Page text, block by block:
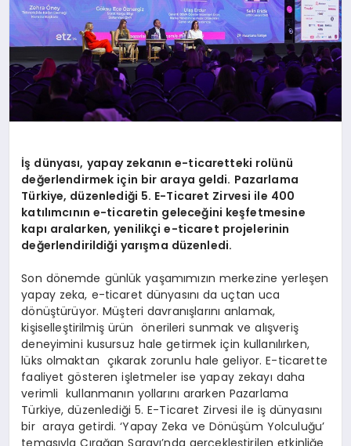
İş dünyası, yapay zekanın e-ticaretteki rolünü
değerlendirmek için bir araya geldi. Pazarlama
Türkiye, düzenlediği 5. E-Ticaret Zirvesi ile 400
katılımcının e-ticaretin geleceğini keşfetmesine
kapı aralarken, yenilikçi e-ticaret projelerinin
değerlendirildiği yarışma düzenledi.
Son dönemde günlük yaşamımızın merkezine yerleşen
yapay zeka, e-ticaret dünyasını da uçtan uca
dönüştürüyor. Müşteri davranışlarını anlamak,
kişiselleştirilmiş ürün önerileri sunmak ve alışveriş
deneyimini kusursuz hale getirmek için kullanılırken,
lüks olmaktan çıkarak zorunlu hale geliyor. E-ticarette
faaliyet gösteren işletmeler ise yapay zekayı daha
verimli kullanmanın yollarını ararken Pazarlama
Türkiye, düzenlediği 5. E-Ticaret Zirvesi ile iş dünyasını
bir araya getirdi. ‘Yapay Zeka ve Dönüşüm Yolculuğu’
temasıyla Çırağan Sarayı’nda gerçekleştirilen etkinliğe